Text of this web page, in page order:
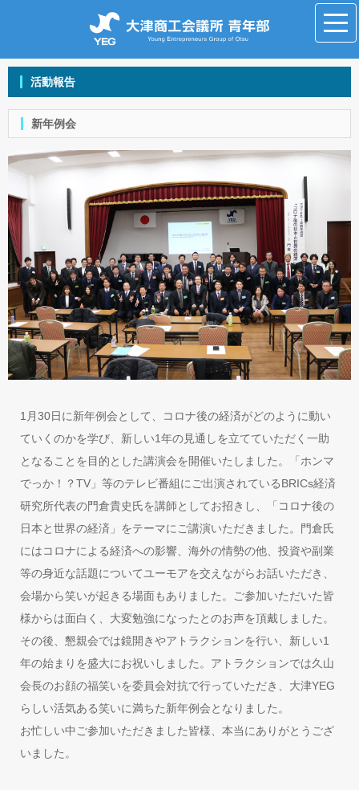
活動報告
新年例会
1月30日に新年例会として、コロナ後の経済がどのように動い
ていくのかを学び、新しい1年の見通しを立てていただく一助
となることを目的とした講演会を開催いたしました。「ホンマ
でっか！？TV」等のテレビ番組にご出演されているBRICs経済
研究所代表の門倉貴史氏を講師としてお招きし、「コロナ後の
日本と世界の経済」をテーマにご講演いただきました。門倉氏
にはコロナによる経済への影響、海外の情勢の他、投資や副業
等の身近な話題についてユーモアを交えながらお話いただき、
会場から笑いが起きる場面もありました。ご参加いただいた皆
様からは面白く、大変勉強になったとのお声を頂戴しました。
その後、懇親会では鏡開きやアトラクションを行い、新しい1
年の始まりを盛大にお祝いしました。アトラクションでは久山
会長のお顔の福笑いを委員会対抗で行っていただき、大津YEG
らしい活気ある笑いに満ちた新年例会となりました。
お忙しい中ご参加いただきました皆様、本当にありがとうござ
いました。